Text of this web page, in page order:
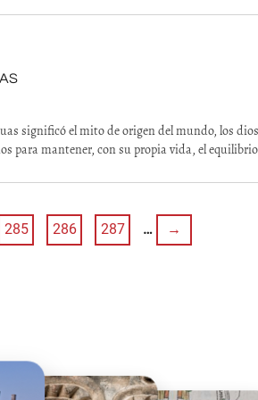
significó el mito de origen del mundo, los
para mantener, con su propia vida, el
285 286 287 … →